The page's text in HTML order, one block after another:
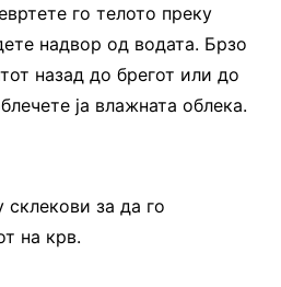
го телото преку
надвор од водата. Брзо
назад до брегот или до
ја влажната облека.
склекови за да го
на крв.